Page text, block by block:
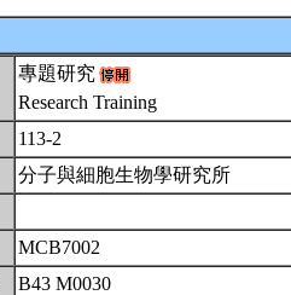
專題研究
Research Training
113-2
分子與細胞生物學研究所
MCB7002
B43 M0030